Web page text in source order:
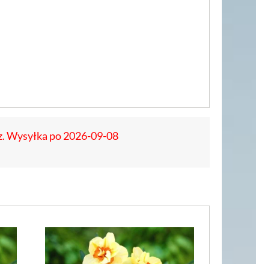
Wysyłka po 2026-09-08